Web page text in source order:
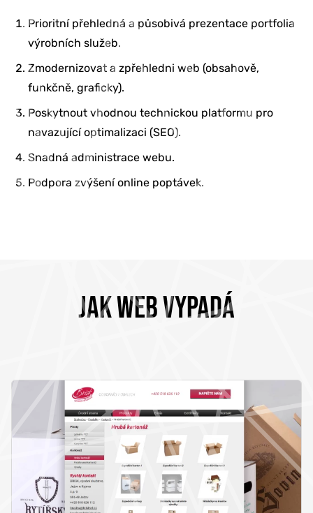
Prioritní přehledná a působivá prezentace portfolia
výrobních služeb.
Zmodernizovat a zpřehledni web (obsahově,
funkčně, graficky).
Poskytnout vhodnou technickou platformu pro
navazující optimalizaci (SEO).
Snadná administrace webu.
Podpora zvýšení online poptávek.
JAK WEB VYPADÁ